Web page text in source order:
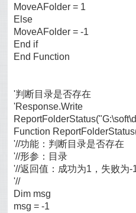
MoveAFolder = 1
Else
MoveAFolder = -1
End if
End Function
'判断目录是否存在
'Response.Write
Function
'//功能：判断目录是否存在
'//形参：目录
'//返回值：成功为1，失败为-
'//
Dim msg
msg = -1